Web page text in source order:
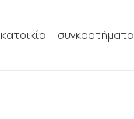
κατοικία συγκροτήματα